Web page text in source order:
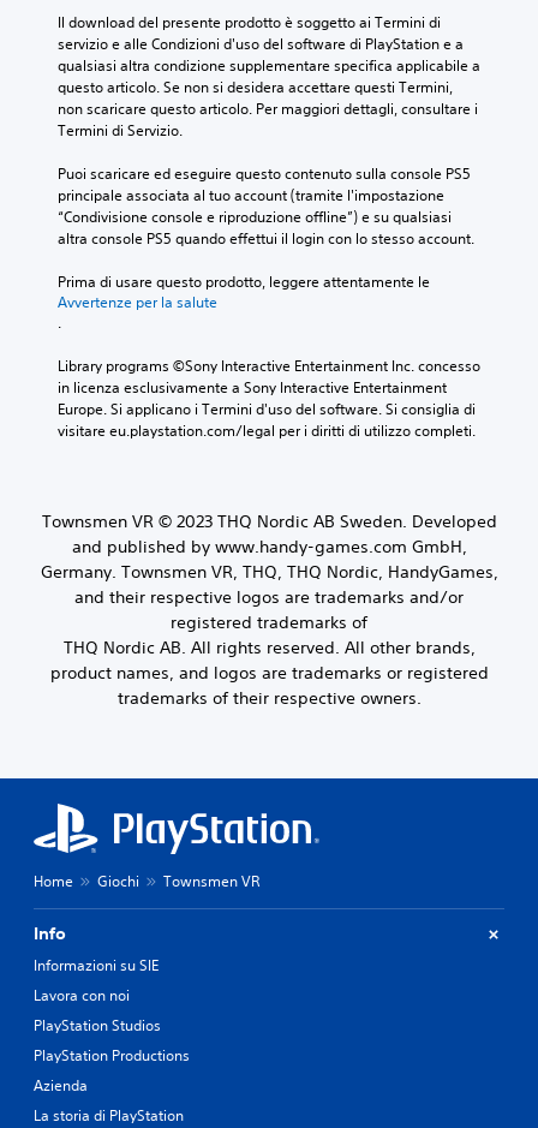
Il download del presente prodotto è soggetto ai Termini di
servizio e alle Condizioni d'uso del software di PlayStation e a
qualsiasi altra condizione supplementare specifica applicabile a
questo articolo. Se non si desidera accettare questi Termini,
non scaricare questo articolo. Per maggiori dettagli, consultare i
Termini di Servizio.
Puoi scaricare ed eseguire questo contenuto sulla console PS5
principale associata al tuo account (tramite l'impostazione
“Condivisione console e riproduzione offline”) e su qualsiasi
altra console PS5 quando effettui il login con lo stesso account.
Prima di usare questo prodotto, leggere attentamente le
Avvertenze per la salute
.
Library programs ©Sony Interactive Entertainment Inc. concesso
in licenza esclusivamente a Sony Interactive Entertainment
Europe. Si applicano i Termini d'uso del software. Si consiglia di
visitare eu.playstation.com/legal per i diritti di utilizzo completi.
Townsmen VR © 2023 THQ Nordic AB Sweden. Developed
and published by www.handy-games.com GmbH,
Germany. Townsmen VR, THQ, THQ Nordic, HandyGames,
and their respective logos are trademarks and/or
registered trademarks of
THQ Nordic AB. All rights reserved. All other brands,
product names, and logos are trademarks or registered
trademarks of their respective owners.
Home Giochi Townsmen VR
Info
Informazioni su SIE
Lavora con noi
PlayStation Studios
PlayStation Productions
Azienda
La storia di PlayStation